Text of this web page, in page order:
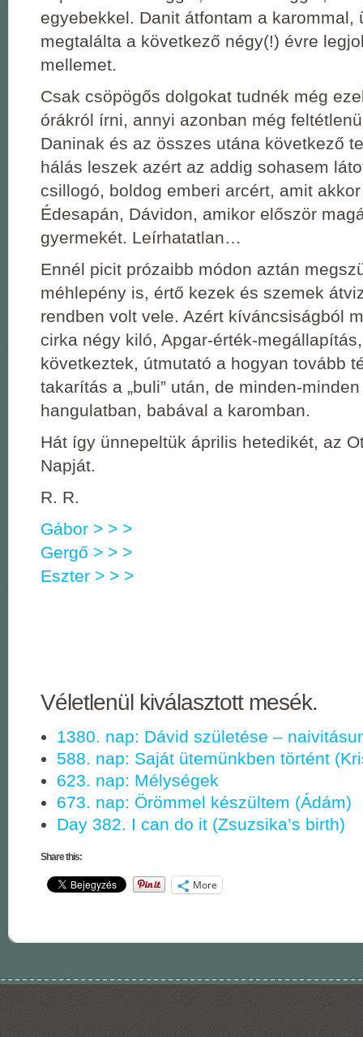
egyebekkel. Danit átfontam a karommal,
megtalálta a következő négy(!) évre
mellemet.
Csak csöpögős dolgokat tudnék még
órákról írni, annyi azonban még
Daninak és az összes utána következő
hálás leszek azért az addig sohasem
csillogó, boldog emberi arcért, amit
Édesapán, Dávidon, amikor először
gyermekét. Leírhatatlan…
Ennél picit prózaibb módon aztán
méhlepény is, értő kezek és szemek
rendben volt vele. Azért kíváncsiságból
cirka négy kiló, Apgar-érték-
következtek, útmutató a hogyan tovább
takarítás a „buli” után, de minden-
hangulatban, babával a karomban.
Hát így ünnepeltük április hetedikét, az
Napját.
R. R.
Gábor > > >
Gergő > > >
Eszter > > >
Véletlenül kiválasztott mesék.
1380. nap: Dávid születése –
588. nap: Saját ütemünkben történt
623. nap: Mélységek
673. nap: Örömmel készültem (Ádám)
Day 382. I can do it (Zsuzsika’s birth)
Share this:
More